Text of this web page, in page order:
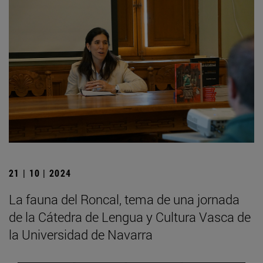
21 | 10 | 2024
La fauna del Roncal, tema de una jornada
de la Cátedra de Lengua y Cultura Vasca de
la Universidad de Navarra